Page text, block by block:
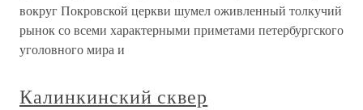
вокруг Покровской церкви шумел оживленный толкучий
рынок со всеми характерными приметами петербургского
уголовного мира и
Калинкинский сквер